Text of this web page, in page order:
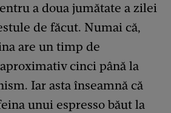
a doua jumătate a zilei
de făcut. Numai că,
are un timp de
cinci până la
Iar asta înseamnă că
unui espresso băut la